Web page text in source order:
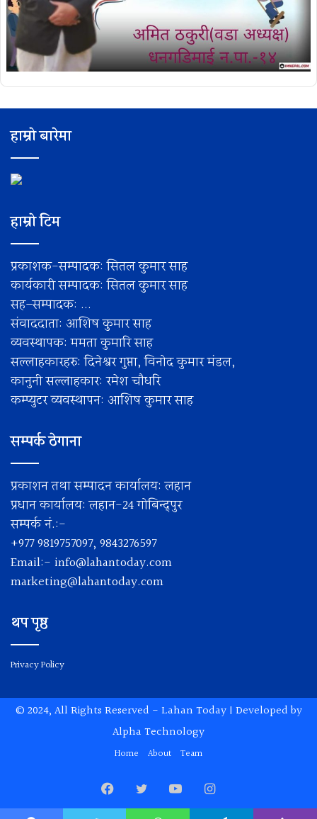
हाम्रो बारेमा
हाम्रो टिम
प्रकाशक-सम्पादक: सितल कुमार साह
कार्यकारी सम्पादक: सितल कुमार साह
सह–सम्पादक: ...
संवाददाता: आशिष कुमार साह
व्यवस्थापक: ममता कुमारि साह
सल्लाहकारहरु: दिनेश्वर गुप्ता, विनोद कुमार मंडल,
कानुनी सल्लाहकार: रमेश चाैधरि
कम्प्युटर व्यवस्थापन: आशिष कुमार साह
सम्पर्क ठेगाना
प्रकाशन तथा सम्पादन कार्यालय: लहान
प्रधान कार्यालय: लहान-24 गोबिन्द्पुर
सम्पर्क नं.:-
+977 9819757097, 9843276597
Email:- info@lahantoday.com
marketing@lahantoday.com
थप पृष्ठ
Privacy Policy
© 2024, All Rights Reserved - Lahan Today| Developed by
Alpha Technology
Home About Team
FacebookTwitterYouTubeInstagram